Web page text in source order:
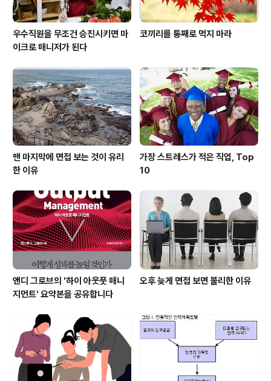
우수직원을 무조건 승진시키면 마
이크로 매니저가 된다
코끼리를 통째로 먹지 마라
맨 마지막에 면접 보는 것이 유리
한 이유
가장 스트레스가 적은 직업, Top
10
앤디 그로브의 '하이 아웃풋 매니
지먼트' 요약본을 공유합니다
오후 늦게 면접 보면 불리한 이유